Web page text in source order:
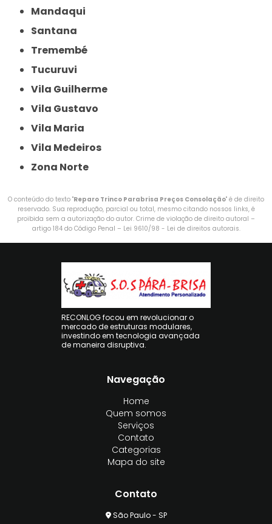
Mandaqui
Santana
Tremembé
Tucuruvi
Vila Guilherme
Vila Gustavo
Vila Maria
Vila Medeiros
Zona Norte
O conteúdo do texto "Reparo Trinco Parabrisa Preços Consolação" é de direito
reservado. Sua reprodução, parcial ou total, mesmo citando nossos links, é
proibida sem a autorização do autor. Crime de violação de direito autoral –
artigo 184 do Código Penal – Lei 9610/98 - Lei de direitos autorais.
RECONLOG focou em revolucionar o
mercado de estruturas modulares,
investindo em tecnologia avançada
de maneira disruptiva.
Navegação
Home
Quem somos
Serviços
Contato
Categorias
Mapa do site
Contato
São Paulo - SP